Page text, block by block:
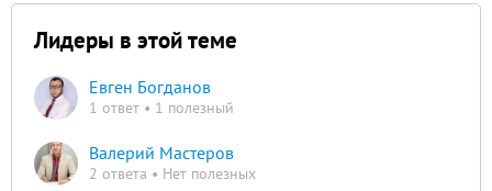
Лидеры в этой теме
Евген Богданов
1 ответ • 1 полезный
Валерий Мастеров
2 ответа • Нет полезных